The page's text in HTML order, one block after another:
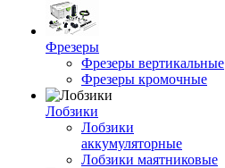
Фрезеры
Фрезеры вертикальные
Фрезеры кромочные
Лобзики
Лобзики
аккумуляторные
Лобзики маятниковые